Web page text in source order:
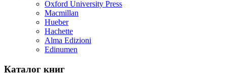
Oxford University Press
Macmillan
Hueber
Hachette
Alma Edizioni
Edinumen
Каталог книг